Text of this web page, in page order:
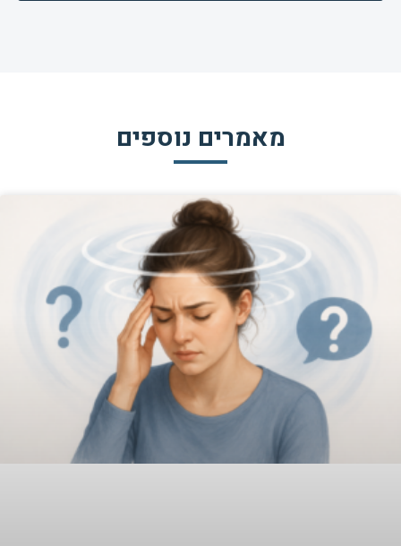
מאמרים נוספים